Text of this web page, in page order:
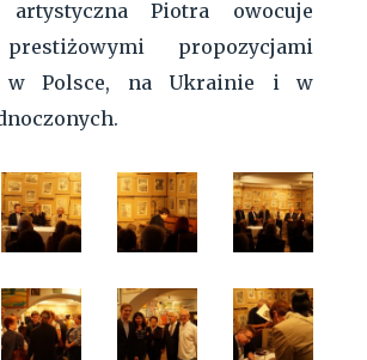
artystyczna Piotra owocuje
propozycjami
w Polsce, na Ukrainie i w